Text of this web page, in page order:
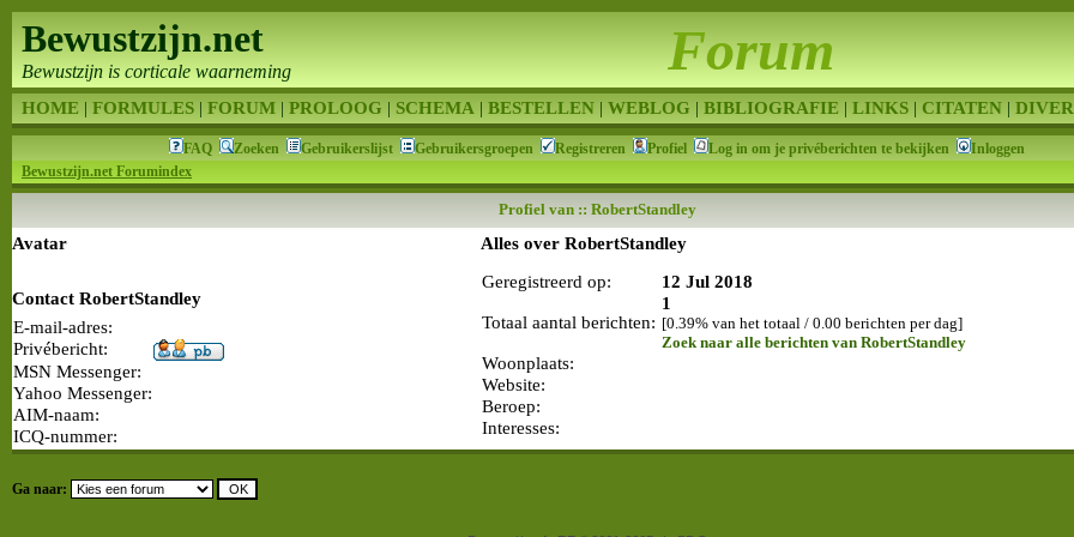
FAQ Zoeken Gebruikerslijst Gebruikersgroepen Registreren Profiel Log in om je privéberichten te bekijken
Inloggen
Bewustzijn.net Forumindex
Profiel van :: RobertStandley
Avatar
Alles over RobertStandley
Geregistreerd op:
12 Jul 2018
Totaal aantal berichten:
1
[0.39% van het totaal / 0.00 berichten per dag]
Zoek naar alle berichten van RobertStandley
Woonplaats:
Website:
Beroep:
Interesses:
Contact RobertStandley
E-mail-adres:
Privébericht:
MSN Messenger:
Yahoo Messenger:
AIM-naam:
ICQ-nummer:
Ga naar:
Bewustzijn.net
Bewustzijn is corticale waarneming Forum
HOME | FORMULES | FORUM | PROLOOG | SCHEMA | BESTELLEN | WEBLOG | BIBLIOGRAFIE | LINKS | CITATEN |